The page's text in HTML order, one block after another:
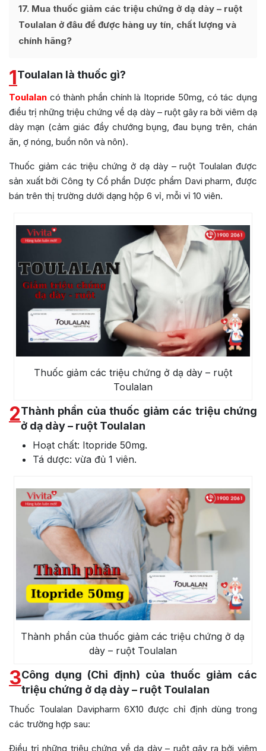
17 Mua thuốc giảm các triệu chứng ở dạ dày – ruột
Toulalan ở đâu để được hàng uy tín, chất lượng và
chính hãng?
1Toulalan là thuốc gì?
Toulalan có thành phần chính là Itopride 50mg, có tác dụng
điều trị những triệu chứng về dạ dày – ruột gây ra bởi viêm dạ
dày mạn (cảm giác đầy chướng bụng, đau bụng trên, chán
ăn, ợ nóng, buồn nôn và nôn).
Thuốc giảm các triệu chứng ở dạ dày – ruột Toulalan được
sản xuất bởi Công ty Cổ phần Dược phẩm Davi pharm, được
bán trên thị trường dưới dạng hộp 6 vỉ, mỗi vỉ 10 viên.
Thuốc giảm các triệu chứng ở dạ dày – ruột
Toulalan
2Thành phần của thuốc giảm các triệu chứng
ở dạ dày – ruột Toulalan
Hoạt chất: Itopride 50mg.
Tá dược: vừa đủ 1 viên.
Thành phần của thuốc giảm các triệu chứng ở dạ
dày – ruột Toulalan
3Công dụng (Chỉ định) của thuốc giảm các
triệu chứng ở dạ dày – ruột Toulalan
Thuốc Toulalan Davipharm 6X10 được chỉ định dùng trong
các trường hợp sau:
Ðiều trị những triệu chứng về dạ dày – ruột gây ra bởi viêm